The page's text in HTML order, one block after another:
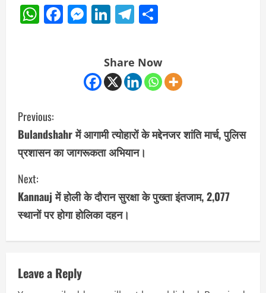
WhatsApp
Facebook
Messenger
LinkedIn
Telegram
Share Now
C
o
n
t
i
n
e
Previous:
Bulandshahr में आगामी त्योहारों के मद्देनजर शांति मार्च, पुलिस
प्रशासन का जागरूकता अभियान।
Next:
Kannauj में होली के दौरान सुरक्षा के पुख्ता इंतजाम, 2,077
स्थानों पर होगा होलिका दहन।
Leave a Reply